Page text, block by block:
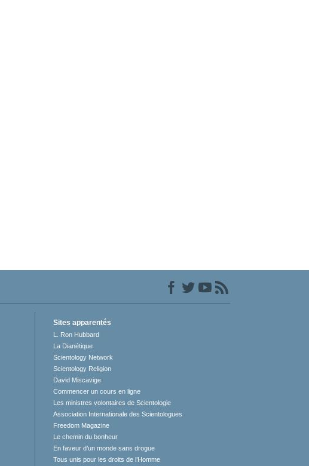
Sites apparentés
L. Ron Hubbard
La Dianétique
Scientology Network
Scientology Religion
David Miscavige
Commencer un cours en ligne
Les ministres volontaires de Scientologie
Association Internationale des Scientologues
Freedom Magazine
Le chemin du bonheur
En faveur d’un monde sans drogue
Tous unis pour les droits de l’Homme